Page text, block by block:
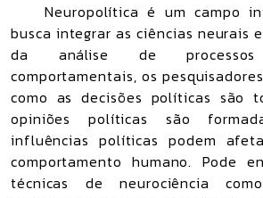
Neuropolítica é um campo
busca integrar as ciências neurais
da análise de
comportamentais, os
como as decisões políticas são
opiniões políticas são
influências políticas podem
comportamento humano. Pode
técnicas de neurociência